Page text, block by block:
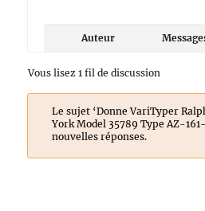
Auteur
Vous lisez 1 fil de discussion
Le sujet ‘Donne VariTyper
York Model 35789 Type AZ-
nouvelles réponses.